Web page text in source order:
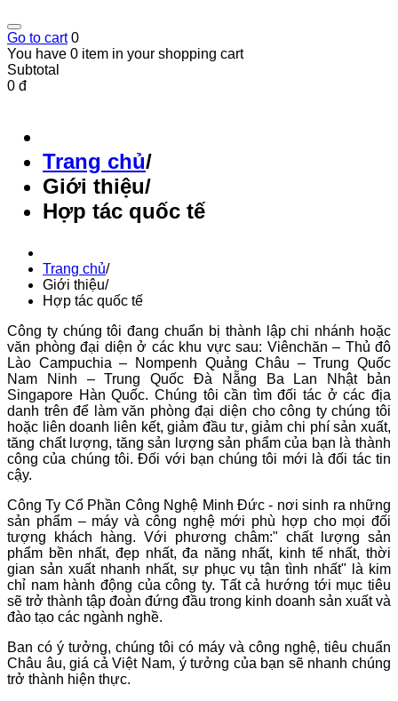
Go to cart 0
You have 0 item in your shopping cart
Subtotal
0 đ
Trang chủ/
Giới thiệu/
Hợp tác quốc tế
Trang chủ/
Giới thiệu/
Hợp tác quốc tế
Công ty chúng tôi đang chuẩn bị thành lập chi nhánh hoặc
văn phòng đại diện ở các khu vực sau: Viênchăn – Thủ đô
Lào Campuchia – Nompenh Quảng Châu – Trung Quốc
Nam Ninh – Trung Quốc Đà Nẵng Ba Lan Nhật bản
Singapore Hàn Quốc. Chúng tôi cần tìm đối tác ở các địa
danh trên để làm văn phòng đại diện cho công ty chúng tôi
hoặc liên doanh liên kết, giảm đầu tư, giảm chi phí sản xuất,
tăng chất lượng, tăng sản lượng sản phẩm của bạn là thành
công của chúng tôi. Đối với bạn chúng tôi mới là đối tác tin
cậy.
Công Ty Cổ Phần Công Nghệ Minh Đức - nơi sinh ra những
sản phẩm – máy và công nghệ mới phù hợp cho mọi đối
tượng khách hàng. Với phương châm:" chất lượng sản
phẩm bền nhất, đẹp nhất, đa năng nhất, kinh tế nhất, thời
gian sản xuất nhanh nhất, sự phục vụ tận tình nhất" là kim
chỉ nam hành động của công ty. Tất cả hướng tới mục tiêu
sẽ trở thành tập đoàn đứng đầu trong kinh doanh sản xuất và
đào tạo các ngành nghề.
Ban có ý tưởng, chúng tôi có máy và công nghệ, tiêu chuẩn
Châu âu, giá cả Việt Nam, ý tưởng của bạn sẽ nhanh chúng
trở thành hiện thực.